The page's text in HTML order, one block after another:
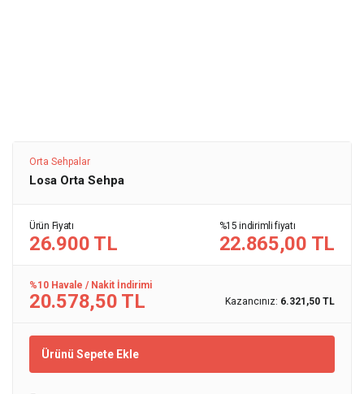
Orta Sehpalar
Losa Orta Sehpa
Ürün Fiyatı
26.900 TL
%15 indirimli fiyatı
22.865,00 TL
%10 Havale / Nakit İndirimi
20.578,50 TL Kazancınız: 6.321,50 TL
Ürünü Sepete Ekle